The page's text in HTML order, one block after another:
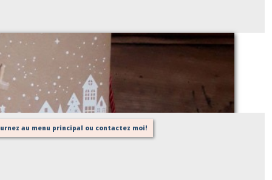
Jules: coffret cadeau pour Noel
Sur demande
au menu principal ou contactez moi!